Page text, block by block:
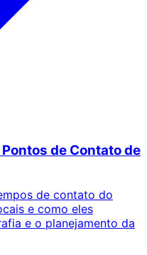
de Contato de
de contato do
e como eles
e o planejamento da